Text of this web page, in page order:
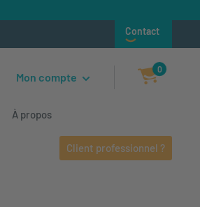
Contact
Mon compte
0
À propos
Client professionnel ?